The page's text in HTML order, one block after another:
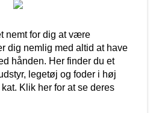
nemt for dig at være
dig nemlig med altid at have
hånden. Her finder du et
legetøj og foder i høj
Klik her for at se deres